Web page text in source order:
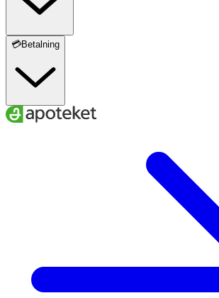
💳Betalning